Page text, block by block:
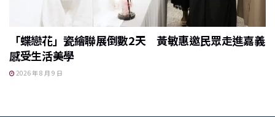
「蝶戀花」瓷繪聯展倒數2天 黃敏惠邀民眾走進嘉義
感受生活美學
2026 年 8 月 9 日